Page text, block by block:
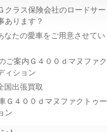
クラス保険会社のロードサー
あります？
なたの愛車をご用意させてい
ご案内Ｇ４００ｄマヌファク
ィション
国出張買取
Ｇ４００ｄマヌファクトゥー
ン